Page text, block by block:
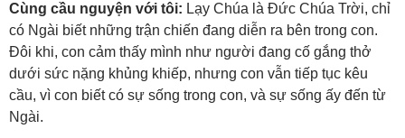
Cùng cầu nguyện với tôi: Lạy Chúa là Đức Chúa Trời, chỉ
có Ngài biết những trận chiến đang diễn ra bên trong con.
Đôi khi, con cảm thấy mình như người đang cố gắng thở
dưới sức nặng khủng khiếp, nhưng con vẫn tiếp tục kêu
cầu, vì con biết có sự sống trong con, và sự sống ấy đến từ
Ngài.